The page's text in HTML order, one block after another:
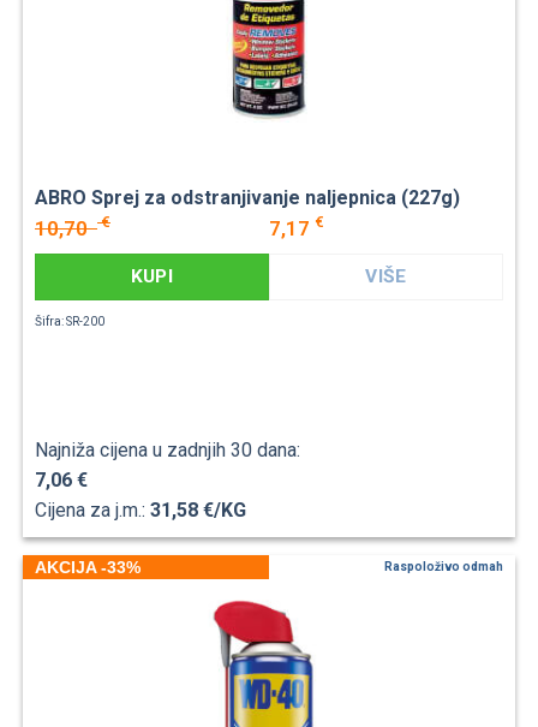
ABRO Sprej za odstranjivanje naljepnica (227g)
10,70€ 7,17 €
KUPI VIŠE
Šifra: SR-200
Najniža cijena u zadnjih 30 dana:
7,06 €
Cijena za j.m.: 31,58 €/KG
AKCIJA -33% Raspoloživo odmah